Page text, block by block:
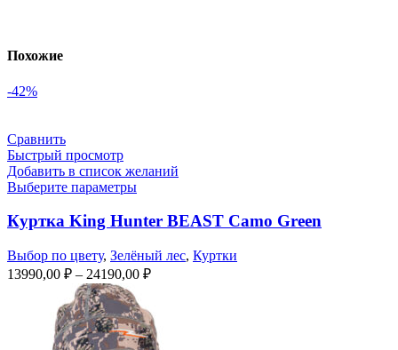
Похожие
-42%
Сравнить
Быстрый просмотр
Добавить в список желаний
Выберите параметры
Куртка King Hunter BEAST Camo Green
Выбор по цвету, Зелёный лес, Куртки
13990,00 ₽ – 24190,00 ₽Диапазон
–
24190,00 ₽